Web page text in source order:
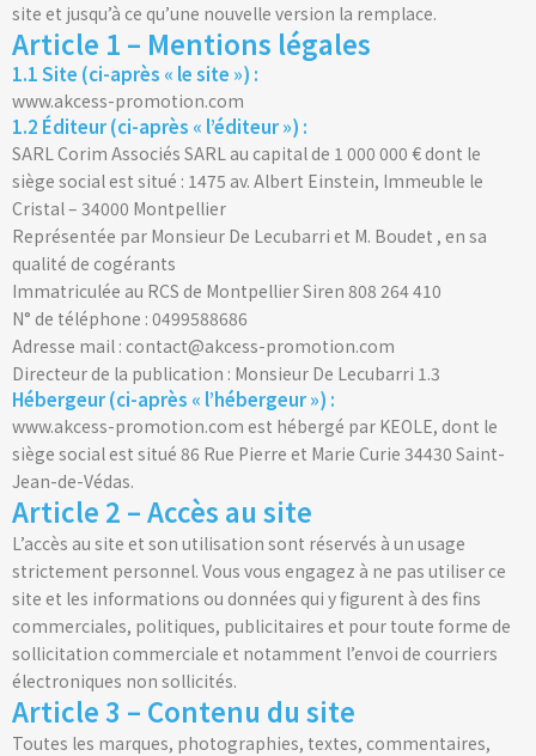
site et jusqu’à ce qu’une nouvelle version la remplace.
Article 1 – Mentions légales
1.1 Site (ci-après « le site ») :
www.akcess-promotion.com
1.2 Éditeur (ci-après « l’éditeur ») :
SARL Corim Associés SARL au capital de 1 000 000 € dont le
siège social est situé : 1475 av. Albert Einstein, Immeuble le
Cristal – 34000 Montpellier
Représentée par Monsieur De Lecubarri et M. Boudet , en sa
qualité de cogérants
Immatriculée au RCS de Montpellier Siren 808 264 410
N° de téléphone : 0499588686
Adresse mail : contact@akcess-promotion.com
Directeur de la publication : Monsieur De Lecubarri 1.3
Hébergeur (ci-après « l’hébergeur ») :
www.akcess-promotion.com est hébergé par KEOLE, dont le
siège social est situé 86 Rue Pierre et Marie Curie 34430 Saint-
Jean-de-Védas.
Article 2 – Accès au site
L’accès au site et son utilisation sont réservés à un usage
strictement personnel. Vous vous engagez à ne pas utiliser ce
site et les informations ou données qui y figurent à des fins
commerciales, politiques, publicitaires et pour toute forme de
sollicitation commerciale et notamment l’envoi de courriers
électroniques non sollicités.
Article 3 – Contenu du site
Toutes les marques, photographies, textes, commentaires,